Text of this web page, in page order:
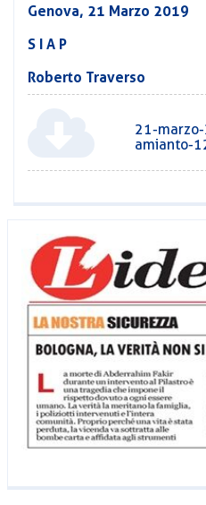
Genova, 21 Marzo 2019
S I A P
Roberto Traverso
21-
amianto-